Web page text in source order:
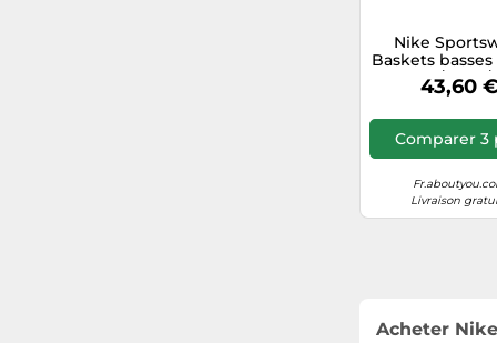
Nike
Baskets basses
jaune / vert /
Taille 42
43,60 €
Comparer 3
Livraison
Acheter